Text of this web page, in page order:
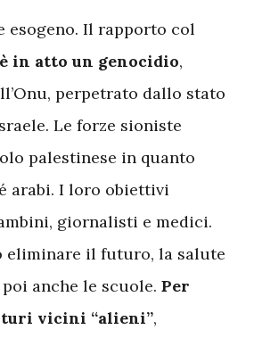
esogeno. Il rapporto col
è in atto un genocidio,
perpetrato dallo stato
Le forze sioniste
palestinese in quanto
arabi. I loro obiettivi
giornalisti e medici.
eliminare il futuro, la salute
anche le scuole. Per
vicini “alieni”,